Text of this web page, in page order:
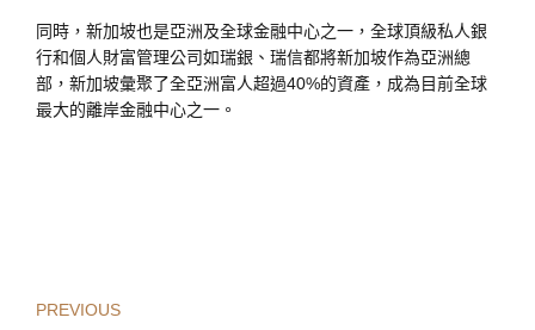
同時，新加坡也是亞洲及全球金融中心之一，全球頂級私人銀
行和個人財富管理公司如瑞銀、瑞信都將新加坡作為亞洲總
部，新加坡彙聚了全亞洲富人超過40%的資產，成為目前全球
最大的離岸金融中心之一。
PREVIOUS